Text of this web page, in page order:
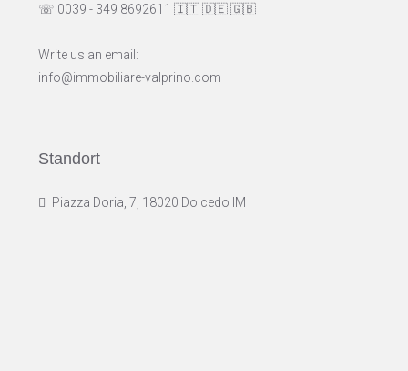
☏ 0039 - 349 8692611 🇮🇹🇩🇪🇬🇧
Write us an email:
info@immobiliare-valprino.com
Standort
Piazza Doria, 7, 18020 Dolcedo IM